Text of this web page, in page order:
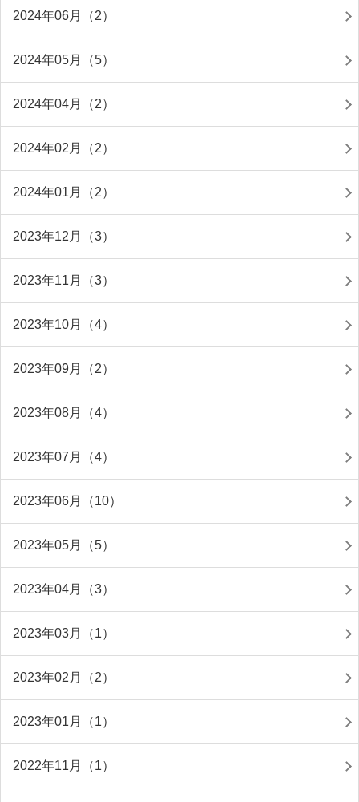
2024年06月（2）
2024年05月（5）
2024年04月（2）
2024年02月（2）
2024年01月（2）
2023年12月（3）
2023年11月（3）
2023年10月（4）
2023年09月（2）
2023年08月（4）
2023年07月（4）
2023年06月（10）
2023年05月（5）
2023年04月（3）
2023年03月（1）
2023年02月（2）
2023年01月（1）
2022年11月（1）